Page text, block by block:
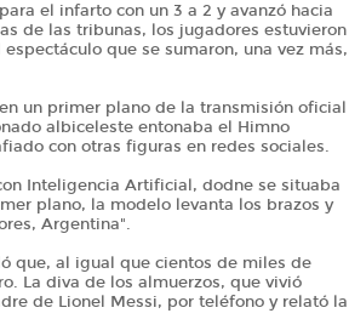
el infarto con un 3 a 2 y avanzó hacia
de las tribunas, los jugadores estuvieron
que se sumaron, una vez más,
un primer plano de la transmisión oficial
albiceleste entonaba el Himno
con otras figuras en redes sociales.
Inteligencia Artificial, dodne se situaba
plano, la modelo levanta los brazos y
Argentina".
que, al igual que cientos de miles de
La diva de los almuerzos, que vivió
de Lionel Messi, por teléfono y relató la